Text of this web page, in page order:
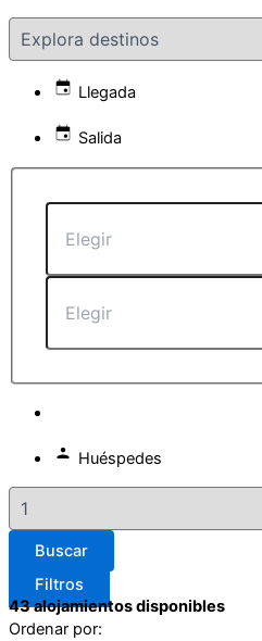
Llegada
Salida
Huéspedes
Buscar
Filtros
43alojamientos disponibles
Ordenar por: